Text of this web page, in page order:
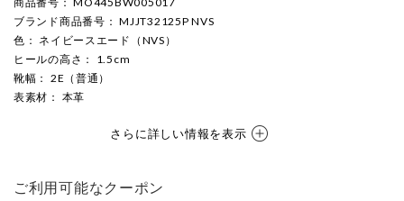
ブランド商品番号 ： MJJT32125P NVS
色 ： ネイビースエード（NVS）
ヒールの高さ ： 1.5cm
靴幅 ： 2E（普通）
表素材 ： 本革
さらに詳しい情報を表示
ご利用可能なクーポン